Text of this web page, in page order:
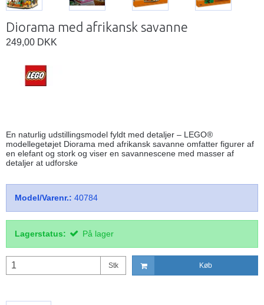
Diorama med afrikansk savanne
249,00 DKK
En naturlig udstillingsmodel fyldt med detaljer – LEGO®
modellegetøjet Diorama med afrikansk savanne omfatter figurer af
en elefant og stork og viser en savannescene med masser af
detaljer at udforske
Model/Varenr.: 40784
Lagerstatus: På lager
Stk Køb